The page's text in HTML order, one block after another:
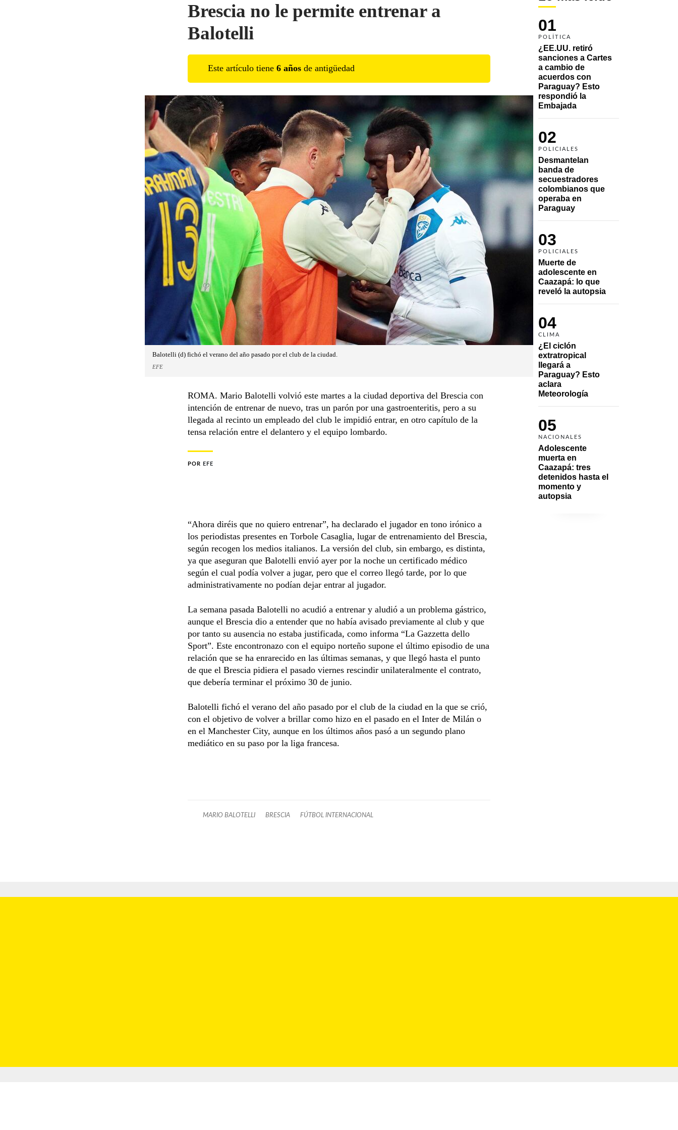
01
POLÍTICA
¿EE.UU. retiró
sanciones a Cartes
a cambio de
acuerdos con
Paraguay? Esto
respondió la
Embajada
02
POLICIALES
Desmantelan
banda de
secuestradores
colombianos que
operaba en
Paraguay
03
POLICIALES
Muerte de
adolescente en
Caazapá: lo que
reveló la autopsia
04
CLIMA
¿El ciclón
extratropical
llegará a
Paraguay? Esto
aclara
Meteorología
05
NACIONALES
Adolescente
muerta en
Caazapá: tres
detenidos hasta el
momento y
autopsia
Brescia no le permite entrenar a
Balotelli
Este artículo tiene 6 años de antigüedad
Balotelli (d) fichó el verano del año pasado por el club de la ciudad.
EFE
ROMA. Mario Balotelli volvió este martes a la ciudad deportiva del Brescia con
intención de entrenar de nuevo, tras un parón por una gastroenteritis, pero a su
llegada al recinto un empleado del club le impidió entrar, en otro capítulo de la
tensa relación entre el delantero y el equipo lombardo.
POR EFE
“Ahora diréis que no quiero entrenar”, ha declarado el jugador en tono irónico a
los periodistas presentes en Torbole Casaglia, lugar de entrenamiento del Brescia,
según recogen los medios italianos. La versión del club, sin embargo, es distinta,
ya que aseguran que Balotelli envió ayer por la noche un certificado médico
según el cual podía volver a jugar, pero que el correo llegó tarde, por lo que
administrativamente no podían dejar entrar al jugador.
La semana pasada Balotelli no acudió a entrenar y aludió a un problema gástrico,
aunque el Brescia dio a entender que no había avisado previamente al club y que
por tanto su ausencia no estaba justificada, como informa “La Gazzetta dello
Sport”. Este encontronazo con el equipo norteño supone el último episodio de una
relación que se ha enrarecido en las últimas semanas, y que llegó hasta el punto
de que el Brescia pidiera el pasado viernes rescindir unilateralmente el contrato,
que debería terminar el próximo 30 de junio.
Balotelli fichó el verano del año pasado por el club de la ciudad en la que se crió,
con el objetivo de volver a brillar como hizo en el pasado en el Inter de Milán o
en el Manchester City, aunque en los últimos años pasó a un segundo plano
mediático en su paso por la liga francesa.
MARIO BALOTELLI BRESCIA FÚTBOL INTERNACIONAL